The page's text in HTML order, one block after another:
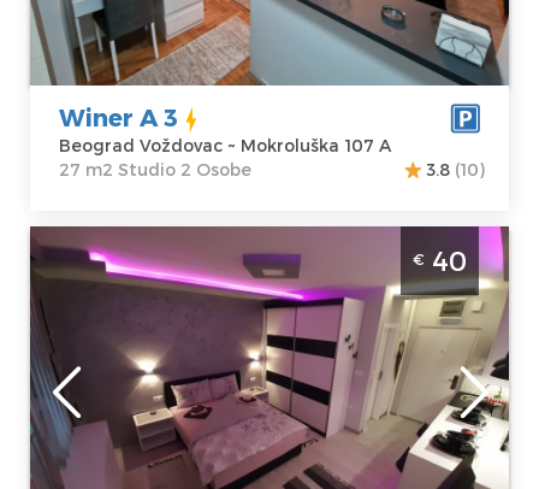
Voždovac
Adresa:
Mokroluška 107
Cena35 €
m2
Struktura :
Studio
Winer A 3
Beograd Voždovac ~ Mokroluška 107 A
27 m2 Studio 2 Osobe
3.8 (10)
Studio Apartman Little Mermaid Beograd
Voždovac
Beograd
Lokacija:
Beograd
Voždovac
Adresa:Cara
Justinijana
Gosti:2
Kvadratura :28
m2
Struktura :
Studio
€ 40